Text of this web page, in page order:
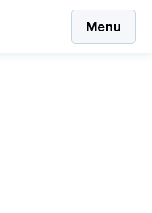
Menu